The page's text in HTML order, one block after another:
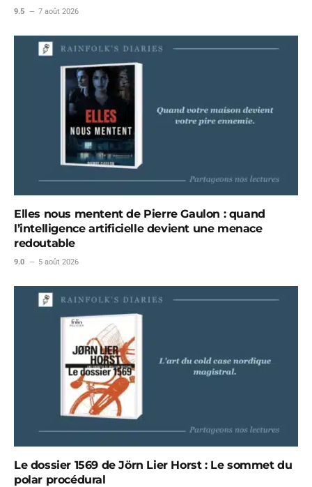
9.5 7 août 2026
Elles nous mentent de Pierre Gaulon : quand
l’intelligence artificielle devient une menace
redoutable
9.0 5 août 2026
Le dossier 1569 de Jörn Lier Horst : Le sommet du
polar procédural